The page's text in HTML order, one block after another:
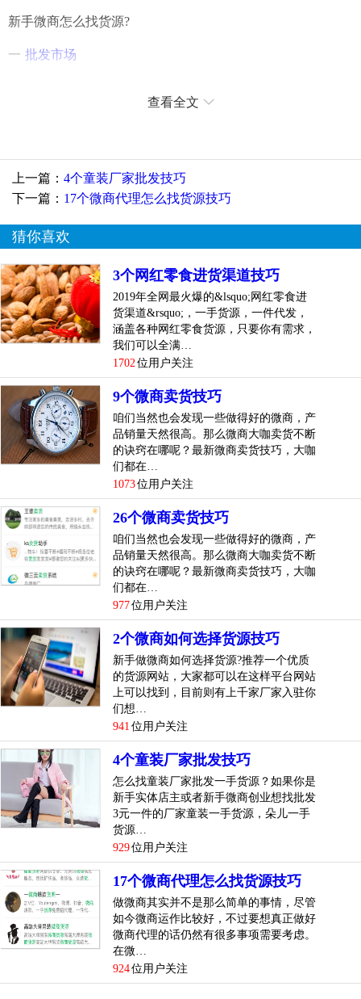
新手微商怎么找货源?
一 批发市场
优势，看看自己的城市周围有哪些批发市场，直接去批发市
小编在这里给新手微商一个建议，那就是你去批发市场的...
查看详情 ]
top3 阿里巴巴进军微商就能挽救微商吗技巧
登陆淘宝卖家的千牛电脑客户端，弹出一条1688货源信息，
给我的第一感觉是阿里巴巴要进军微商领域了?登陆到1688
首页可以看到导航栏中有了“微商进货”一项，这一项就
是“微供市场”的链接。
进入到微供市场，我们发现1688专门为微商开发了一款手机
app——采源宝，从页面左侧的“快速导航”中可以清晰看到供
货产品的类目，每个类目会有一款推荐产品在“微供市场”的
首页展示，不过流量真的不小，每件推荐产品的代理人数少
的几千...[查看详情 ]
现在的微商都是从哪里进货的技巧
微商都是从哪里进货？微商进货的话其实会有很多种选择，
现在很多人都会考虑用网络批发的形式，网络渠道相对来说
会比较轻松简单，直接通过手机或者各种平板等，只要有网
络就可以查看货源情况，相对来说更为轻松简单，很好地保
障了广大微商人士们的货源需求，减少了很多困扰。不过网
络批发的话通常也都要审核好，看看是否具有好的安全保
障，是否具有稳定运作，尽量能够避免一些运作不稳定的平
台，影响到自我实际代理运作，要区分好平台发展，挑选...
[查看详情]
top5 微商进货一般在哪里找货源技巧
微商进货一般在哪里找货源？通常微商是利用了熟人的社交
属性，通过特殊的渠道进行社会化的分销的模式，可以是企
业主或者是个人利用社会化的媒体来进行营销，从模式上来
说可以分为两种，第1种就是利用微信公众号，另外一种就
是可以直接在朋友圈里面去进行宣传，只需要别人看到了产
品，如果对于产品非常的满意就可以直接进行购买了，我想
这一种经营的模式是实现了商品的社交分享的功能，熟人可
以向他人展示产品，从基础的流程上来说，这种新型...
看详情]
top6 想要做微商但不知道去哪找货源，微商进货渠
查看全文
上一篇： 4个童装厂家批发技巧
下一篇： 17个微商代理怎么找货源技巧
猜你喜欢
3个网红零食进货渠道技巧
2019年全网最火爆的&lsquo;网红零食进
货渠道&rsquo;，一手货源，一件代发，
涵盖各种网红零食货源，只要你有需求，
我们可以全满…
1702 位用户关注
9个微商卖货技巧
咱们当然也会发现一些做得好的微商，产
品销量天然很高。那么微商大咖卖货不断
的诀窍在哪呢？最新微商卖货技巧，大咖
们都在…
1073位用户关注
26个微商卖货技巧
咱们当然也会发现一些做得好的微商，产
品销量天然很高。那么微商大咖卖货不断
的诀窍在哪呢？最新微商卖货技巧，大咖
们都在…
977位用户关注
2个微商如何选择货源技巧
新手做微商如何选择货源?推荐一个优质
的货源网站，大家都可以在这样平台网站
上可以找到，目前则有上千家厂家入驻你
们想…
941 位用户关注
4个童装厂家批发技巧
怎么找童装厂家批发一手货源？如果你是
新手实体店主或者新手微商创业想找批发
3元一件的厂家童装一手货源，朵儿一手
货源…
929位用户关注
17个微商代理怎么找货源技巧
做微商其实并不是那么简单的事情，尽管
如今微商运作比较好，不过要想真正做好
微商代理的话仍然有很多事项需要考虑。
在微…
924位用户关注